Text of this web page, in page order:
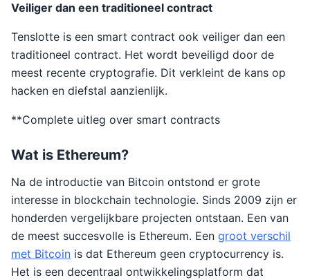
Veiliger dan een traditioneel contract
Tenslotte is een smart contract ook veiliger dan een
traditioneel contract. Het wordt beveiligd door de
meest recente cryptografie. Dit verkleint de kans op
hacken en diefstal aanzienlijk.
**Complete uitleg over smart contracts
Wat is Ethereum?
Na de introductie van Bitcoin ontstond er grote
interesse in blockchain technologie. Sinds 2009 zijn er
honderden vergelijkbare projecten ontstaan. Een van
de meest succesvolle is Ethereum. Een groot verschil
met Bitcoin is dat Ethereum geen cryptocurrency is.
Het is een decentraal ontwikkelingsplatform dat